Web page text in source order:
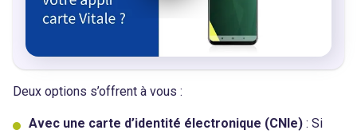
Deux options s’offrent à vous :
Avec une carte d’identité électronique (CNIe) : Si